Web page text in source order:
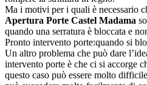
Ma i motivi per i quali è necessario
Apertura Porte Castel Madama
quando una serratura è bloccata e
Pronto intervento porte:quando si
Un altro problema che può dare
intervento porte è che ci si accorge
questo caso può essere molto